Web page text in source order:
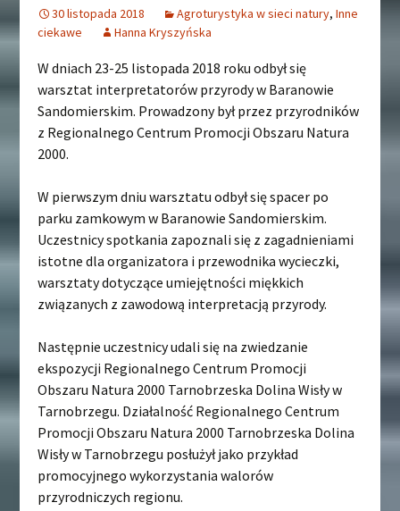
30 listopada 2018 Agroturystyka w sieci natury,Inne
ciekawe
Hanna Kryszyńska
W dniach 23-25 listopada 2018 roku odbył się
warsztat interpretatorów przyrody w Baranowie
Sandomierskim. Prowadzony był przez przyrodników
z Regionalnego Centrum Promocji Obszaru Natura
2000.
W pierwszym dniu warsztatu odbył się spacer po
parku zamkowym w Baranowie Sandomierskim.
Uczestnicy spotkania zapoznali się z zagadnieniami
istotne dla organizatora i przewodnika wycieczki,
warsztaty dotyczące umiejętności miękkich
związanych z zawodową interpretacją przyrody.
Następnie uczestnicy udali się na zwiedzanie
ekspozycji Regionalnego Centrum Promocji
Obszaru Natura 2000 Tarnobrzeska Dolina Wisły w
Tarnobrzegu. Działalność Regionalnego Centrum
Promocji Obszaru Natura 2000 Tarnobrzeska Dolina
Wisły w Tarnobrzegu posłużył jako przykład
promocyjnego wykorzystania walorów
przyrodniczych regionu.